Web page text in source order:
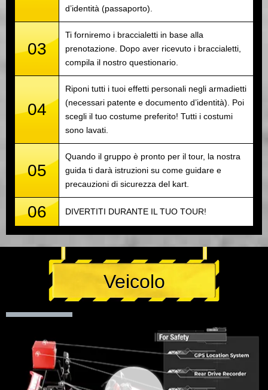
d’identità (passaporto).
03
Ti forniremo i braccialetti in base alla
prenotazione. Dopo aver ricevuto i braccialetti,
compila il nostro questionario.
04
Riponi tutti i tuoi effetti personali negli armadietti
(necessari patente e documento d’identità). Poi
scegli il tuo costume preferito! Tutti i costumi
sono lavati.
05
Quando il gruppo è pronto per il tour, la nostra
guida ti darà istruzioni su come guidare e
precauzioni di sicurezza del kart.
06 DIVERTITI DURANTE IL TUO TOUR!
Veicolo